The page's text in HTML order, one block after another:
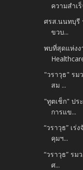
ความสำเร็
ศรส.นนทบุรี
ขวบ...
พบที่สุดแห่งง
"วราวุธ" รม
สม ...
"ทูตเช็ก" ปร
การแข...
“วราวุธ” เร่
คุมฯ...
“วราวุธ” ร
ศ...